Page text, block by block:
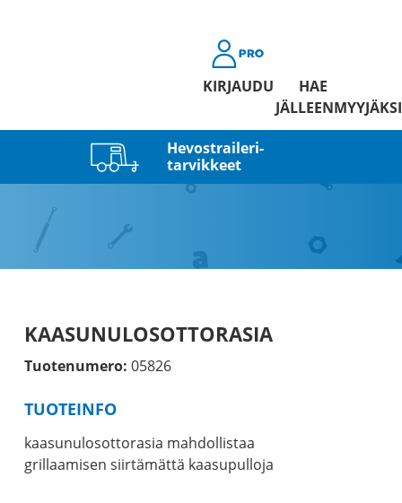
KIRJAUDU
HAE
JÄLLEENMYYJÄKSI
Hevostraileri­
tarvikkeet
KAASUNULOSOTTORASIA
Tuotenumero: 05826
TUOTEINFO
kaasunulosottorasia mahdollistaa
grillaamisen siirtämättä kaasupulloja